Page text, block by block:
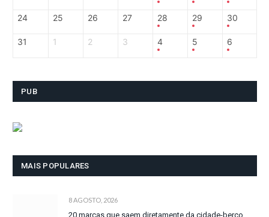
24 25 26 27 28 29 30
31 1 2 3 4 5 6
PUB
MAIS POPULARES
8 AGOSTO, 2026
20 marcas que saem diretamente da cidade-berço